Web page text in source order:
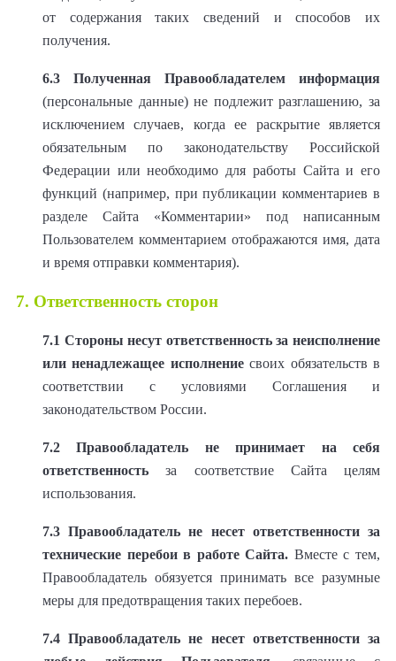
от содержания таких сведений и способов их
получения.
6.3
Полученная Правообладателем информация
(персональные данные) не подлежит разглашению, за
исключением случаев, когда ее раскрытие является
обязательным по законодательству Российской
Федерации или необходимо для работы Сайта и его
функций (например, при публикации комментариев в
разделе Сайта «Комментарии» под написанным
Пользователем комментарием отображаются имя, дата
и время отправки комментария).
7. Ответственность сторон
7.1 Стороны несут ответственность за неисполнение
или ненадлежащее исполнениесвоих обязательств в
соответствии с условиями Соглашения и
законодательством России.
7.2
Правообладатель не принимает на себя
ответственность за соответствие Сайта целям
использования.
7.3 Правообладатель не несет ответственности за
технические перебои в работе Сайта. Вместе с тем,
Правообладатель обязуется принимать все разумные
меры для предотвращения таких перебоев.
7.4 Правообладатель не несет ответственности за